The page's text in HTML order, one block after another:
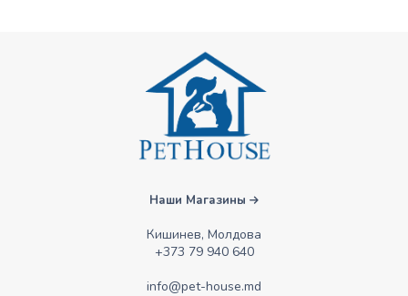
Наши Магазины
Кишинев, Молдова
+373 79 940 640
info@pet-house.md